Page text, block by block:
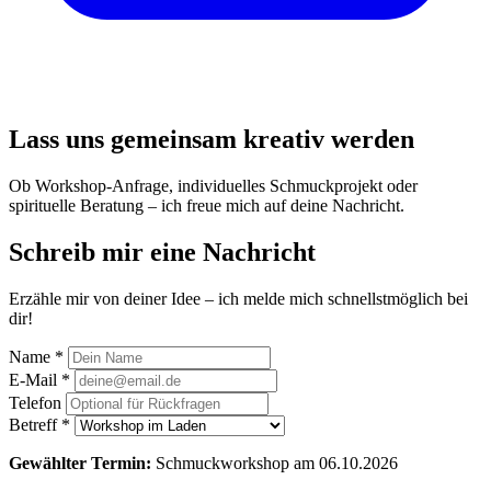
Lass uns gemeinsam kreativ werden
Ob Workshop-Anfrage, individuelles Schmuckprojekt oder
spirituelle Beratung – ich freue mich auf deine Nachricht.
Schreib mir eine Nachricht
Erzähle mir von deiner Idee – ich melde mich schnellstmöglich bei
dir!
Name *
E-Mail *
Telefon
Betreff *
Gewählter Termin: Schmuckworkshop am 06.10.2026